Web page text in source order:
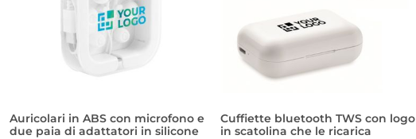
Auricolari in ABS con microfono e
due paia di adattatori in silicone
Cuffiette bluetooth TWS con logo
in scatolina che le ricarica